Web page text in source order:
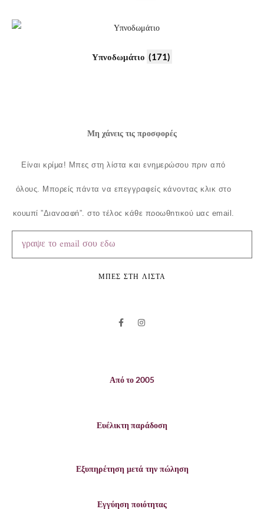
Υπνοδωμάτιο (171)
Μη χάνεις τις προσφορές
Είναι κρίμα! Μπες στη λίστα και ενημερώσου πριν από
όλους. Μπορείς πάντα να επεγγραφείς κάνοντας κλικ στο
κουμπί ”Διαγραφή”, στο τέλος κάθε προωθητικού μας email.
ΜΠΕΣ ΣΤΗ ΛΙΣΤΑ
Από το 2005
Ευέλικτη παράδοση
Εξυπηρέτηση μετά την πώληση
Εγγύηση ποιότητας